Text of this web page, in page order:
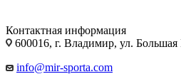
Контактная информация
600016, г. Владимир, ул. Большая
info@mir-sporta.com